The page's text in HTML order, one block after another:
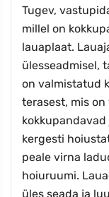
Tugev,
millel on
lauaplaat.
ülesseadmisel,
on valmistatud
terasest, mis
kergesti
peale virna
hoiuruumi.
üles seada ja